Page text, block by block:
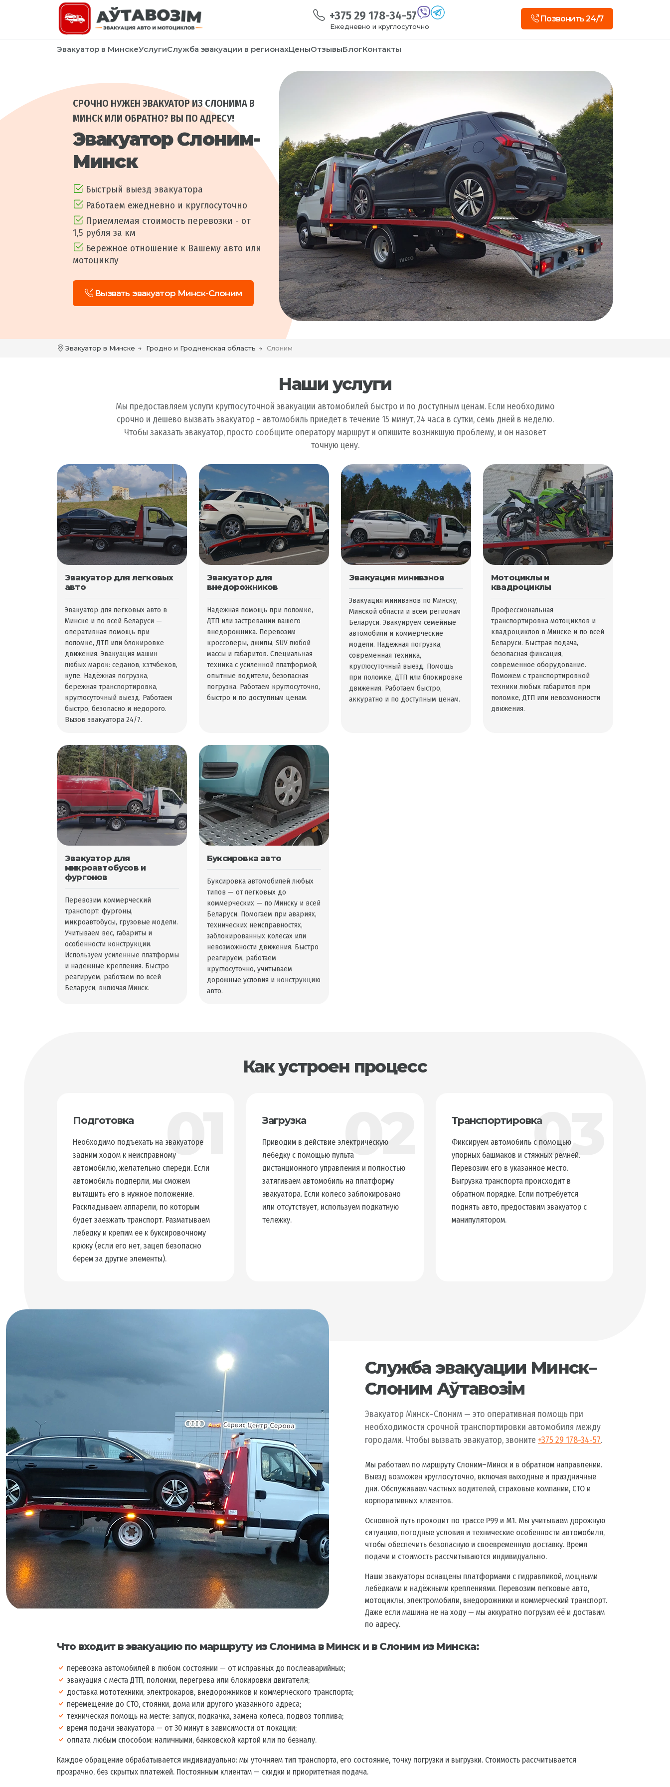
+375 29 178-34-57
Ежедневно и круглосуточно
Позвонить 24/7
Эвакуатор в МинскеУслугиСлужба эвакуации в регионахЦеныОтзывыБлогКонтакты
СРОЧНО НУЖЕН ЭВАКУАТОР ИЗ СЛОНИМА В
МИНСК ИЛИ ОБРАТНО? ВЫ ПО АДРЕСУ!
Эвакуатор Слоним-
Минск
Быстрый выезд эвакуатора
Работаем ежедневно и круглосуточно
Приемлемая стоимость перевозки - от
1,5 рубля за км
Бережное отношение к Вашему авто или
мотоциклу
Вызвать эвакуатор Минск-Слоним
Эвакуатор в Минске Гродно и Гродненская область Слоним
Наши услуги
Мы предоставляем услуги круглосуточной эвакуации автомобилей быстро и по доступным ценам. Если необходимо
срочно и дешево вызвать эвакуатор - автомобиль приедет в течение 15 минут, 24 часа в сутки, семь дней в неделю.
Чтобы заказать эвакуатор, просто сообщите оператору маршрут и опишите возникшую проблему, и он назовет
точную цену.
Эвакуатор для легковых
авто
Эвакуатор для легковых авто в
Минске и по всей Беларуси —
оперативная помощь при
поломке, ДТП или блокировке
движения. Эвакуация машин
любых марок: седанов, хэтчбеков,
купе. Надёжная погрузка,
бережная транспортировка,
круглосуточный выезд. Работаем
быстро, безопасно и недорого.
Вызов эвакуатора 24/7.
Эвакуатор для
внедорожников
Надежная помощь при поломке,
ДТП или застревании вашего
внедорожника. Перевозим
кроссоверы, джипы, SUV любой
массы и габаритов. Специальная
техника с усиленной платформой,
опытные водители, безопасная
погрузка. Работаем круглосуточно,
быстро и по доступным ценам.
Эвакуация минивэнов
Эвакуация минивэнов по Минску,
Минской области и всем регионам
Беларуси. Эвакуируем семейные
автомобили и коммерческие
модели. Надежная погрузка,
современная техника,
круглосуточный выезд. Помощь
при поломке, ДТП или блокировке
движения. Работаем быстро,
аккуратно и по доступным ценам.
Мотоциклы и
квадроциклы
Профессиональная
транспортировка мотоциклов и
квадроциклов в Минске и по всей
Беларуси. Быстрая подача,
безопасная фиксация,
современное оборудование.
Поможем с транспортировкой
техники любых габаритов при
поломке, ДТП или невозможности
движения.
Эвакуатор для
микроавтобусов и
фургонов
Перевозим коммерческий
транспорт: фургоны,
микроавтобусы, грузовые модели.
Учитываем вес, габариты и
особенности конструкции.
Используем усиленные платформы
и надежные крепления. Быстро
реагируем, работаем по всей
Беларуси, включая Минск.
Буксировка авто
Буксировка автомобилей любых
типов — от легковых до
коммерческих — по Минску и всей
Беларуси. Помогаем при авариях,
технических неисправностях,
заблокированных колесах или
невозможности движения. Быстро
реагируем, работаем
круглосуточно, учитываем
дорожные условия и конструкцию
авто.
Как устроен процесс
01
Подготовка
Необходимо подъехать на эвакуаторе
задним ходом к неисправному
автомобилю, желательно спереди. Если
автомобиль подперли, мы сможем
вытащить его в нужное положение.
Раскладываем аппарели, по которым
будет заезжать транспорт. Разматываем
лебедку и крепим ее к буксировочному
крюку (если его нет, зацеп безопасно
берем за другие элементы).
02
Загрузка
Приводим в действие электрическую
лебедку с помощью пульта
дистанционного управления и полностью
затягиваем автомобиль на платформу
эвакуатора. Если колесо заблокировано
или отсутствует, используем подкатную
тележку.
03
Транспортировка
Фиксируем автомобиль с помощью
упорных башмаков и стяжных ремней.
Перевозим его в указанное место.
Выгрузка транспорта происходит в
обратном порядке. Если потребуется
поднять авто, предоставим эвакуатор с
манипулятором.
Служба эвакуации Минск–
Слоним Аўтавозiм
Эвакуатор Минск–Слоним — это оперативная помощь при
необходимости срочной транспортировки автомобиля между
городами. Чтобы вызвать эвакуатор, звоните +375 29 178-34-57.
Мы работаем по маршруту Слоним–Минск и в обратном направлении.
Выезд возможен круглосуточно, включая выходные и праздничные
дни. Обслуживаем частных водителей, страховые компании, СТО и
корпоративных клиентов.
Основной путь проходит по трассе Р99 и М1. Мы учитываем дорожную
ситуацию, погодные условия и технические особенности автомобиля,
чтобы обеспечить безопасную и своевременную доставку. Время
подачи и стоимость рассчитываются индивидуально.
Наши эвакуаторы оснащены платформами с гидравликой, мощными
лебёдками и надёжными креплениями. Перевозим легковые авто,
мотоциклы, электромобили, внедорожники и коммерческий транспорт.
Даже если машина не на ходу — мы аккуратно погрузим её и доставим
по адресу.
Что входит в эвакуацию по маршруту из Слонима в Минск и в Слоним из Минска:
перевозка автомобилей в любом состоянии — от исправных до послеаварийных;
эвакуация с места ДТП, поломки, перегрева или блокировки двигателя;
доставка мототехники, электрокаров, внедорожников и коммерческого транспорта;
перемещение до СТО, стоянки, дома или другого указанного адреса;
техническая помощь на месте: запуск, подкачка, замена колеса, подвоз топлива;
время подачи эвакуатора — от 30 минут в зависимости от локации;
оплата любым способом: наличными, банковской картой или по безналу.
Каждое обращение обрабатывается индивидуально: мы уточняем тип транспорта, его состояние, точку погрузки и выгрузки. Стоимость рассчитывается
прозрачно, без скрытых платежей. Постоянным клиентам — скидки и приоритетная подача.